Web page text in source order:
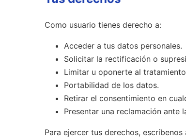
Como usuario tienes derecho a:
Acceder a tus datos personales.
Solicitar la rectificación o
Limitar u oponerte al
Portabilidad de los datos.
Retirar el consentimiento en
Presentar una reclamación ante
Para ejercer tus derechos, escríbenos